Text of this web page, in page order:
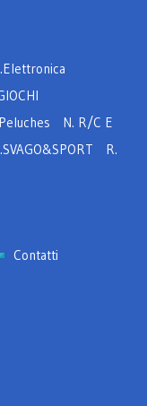
N. R/C E
R.
Contatti